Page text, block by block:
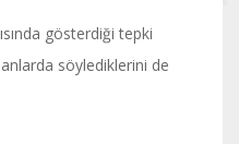
gösterdiği tepki
söylediklerini de